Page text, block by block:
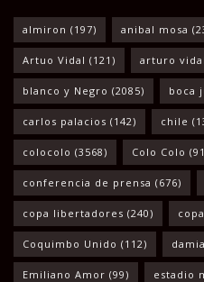
almiron (197) anibal mosa
Artuo Vidal (121) arturo vidal
blanco y Negro (2085) boca
carlos palacios (142) chile
colocolo (3568) Colo Colo
conferencia de prensa (676)
copa libertadores (240)
Coquimbo Unido (112)
Emiliano Amor (99) estadio